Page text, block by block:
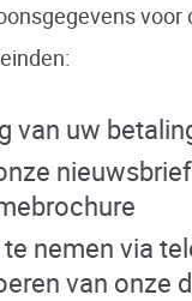
voor
van uw
nemen via
van onze